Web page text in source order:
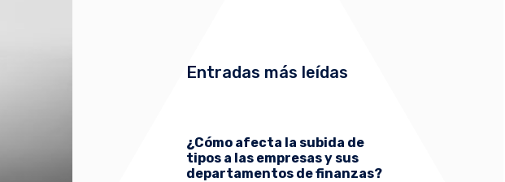
Entradas más leídas
¿Cómo afecta la subida de
tipos a las empresas y sus
departamentos de finanzas?